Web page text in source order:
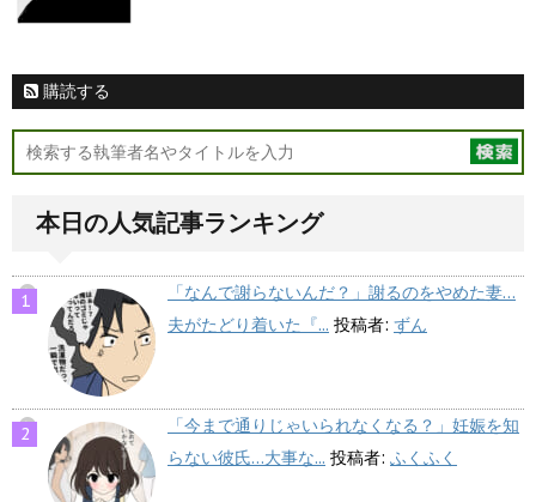
購読する
本日の人気記事ランキング
「なんで謝らないんだ？」謝るのをやめた妻…
夫がたどり着いた『... 投稿者: ずん
「今まで通りじゃいられなくなる？」妊娠を知
らない彼氏…大事な... 投稿者: ふくふく